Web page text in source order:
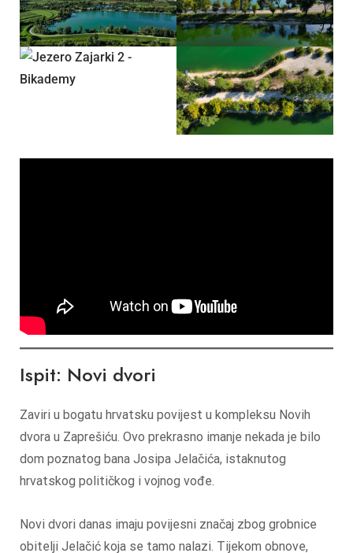
Ispit: Novi dvori
Zaviri u bogatu hrvatsku povijest u kompleksu Novih
dvora u Zaprešiću. Ovo prekrasno imanje nekada je bilo
dom poznatog bana Josipa Jelačića, istaknutog
hrvatskog političkog i vojnog vođe.
Novi dvori danas imaju povijesni značaj zbog grobnice
obitelji Jelačić koja se tamo nalazi. Tijekom obnove,